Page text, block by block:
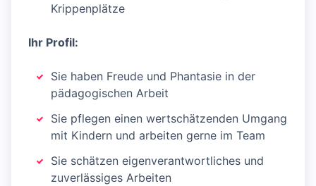
Krippenplätze
Ihr Profil:
Sie haben Freude und Phantasie in der
pädagogischen Arbeit
Sie pflegen einen wertschätzenden Umgang
mit Kindern und arbeiten gerne im Team
Sie schätzen eigenverantwortliches und
zuverlässiges Arbeiten